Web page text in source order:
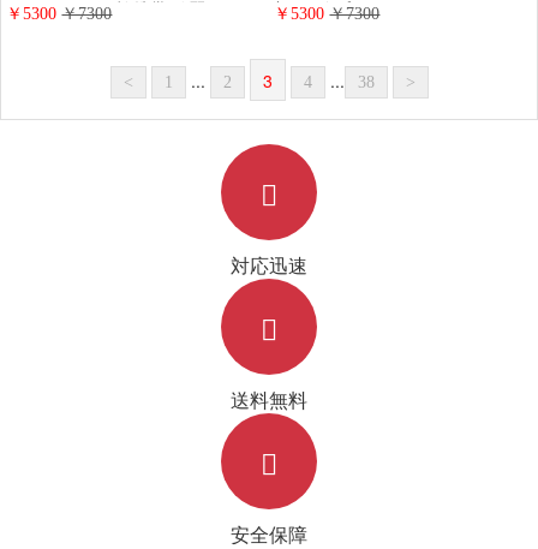
コンパクト 便利 携帯 綺麗 DIOR
ドゥ ジュイ エンブロイダリー レ
ザー おしゃれ Galaxy s25/s24/s23
￥5300￥7300
架 ロゴ プリント クロームハーツ
ー ブラック 男女兼用 高品質 イタ
ズラ風 クロームハーツ ギャラク
￥5300￥7300
< 1 ... 2 3 4 ... 38 >
対応迅速
送料無料
安全保障